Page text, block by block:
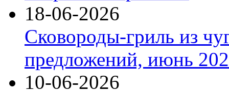
18-06-2026
Сковороды-гриль из
предложений, июнь
10-06-2026